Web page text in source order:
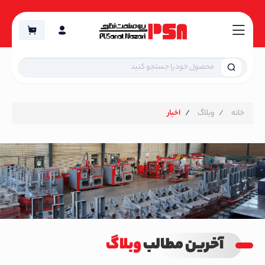
خانه وبلاگ اخبار
آخرین مطالبوبلاگ